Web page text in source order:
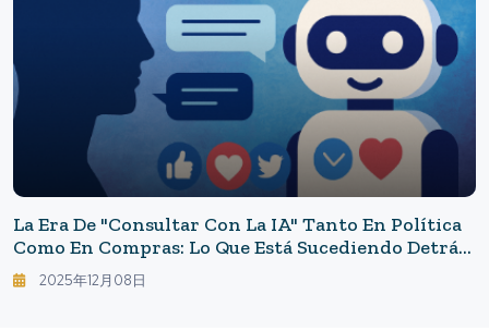
La Era De "consultar Con La IA" Tanto En Política
Como En Compras: Lo Que Está Sucediendo Detrás
De Los Chatbots Persuasivos
2025年12月08日